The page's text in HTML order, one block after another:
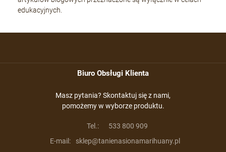
edukacyjnych.
Biuro Obsługi Klienta
Masz pytania? Skontaktuj się z nami,
pomożemy w wyborze produktu.
Tel.:
533 800 909
E-mail:
sklep@tanienasionamarihuany.pl